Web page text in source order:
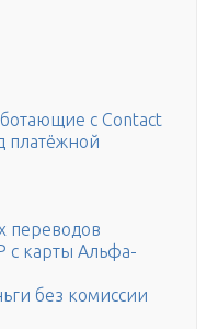
с Contact
платёжной
переводов
с карты Альфа-
без комиссии